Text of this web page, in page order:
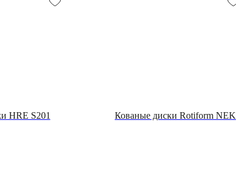
HRE S201 Кованые диски Rotiform NEK